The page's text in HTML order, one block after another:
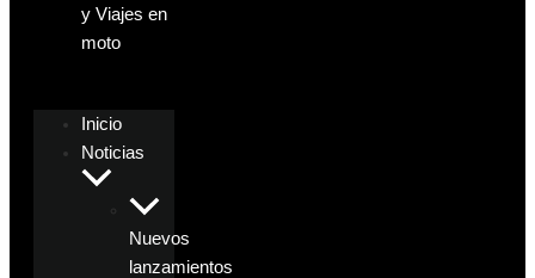
y Viajes en
moto
Inicio
Noticias
Nuevos
lanzamientos